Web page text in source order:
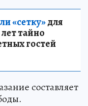
«сетку»для
тайно
гостей
составляет